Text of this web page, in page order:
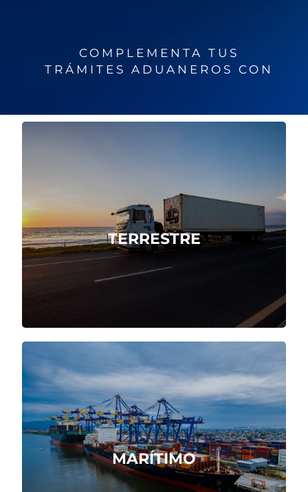
COMPLEMENTA TUS
TRÁMITES ADUANEROS CON
TERRESTRE
Logística de transporte nacional e
internacional en origen y destino.
Cotizar Ahora
MARÍTIMO
Servicio marítimo integral, ágil y
confiable.
Cotizar Ahora